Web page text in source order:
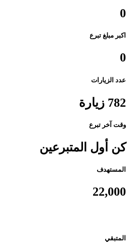
0
اكبر مبلغ تبرع
0
عدد الزيارات
782 زيارة
وقت آخر تبرع
كن أول المتبرعين
المستهدف
22,000
المتبقي